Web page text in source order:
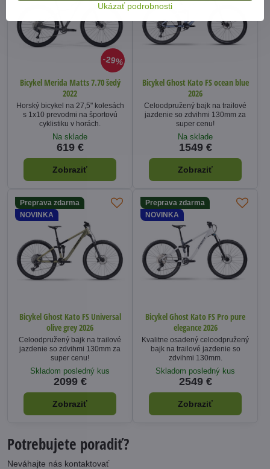
29%
Bicykel Merida Matts 7.70 šedý
2022
Horský bicykel na 27,5" kolesách
s 1x10 prevodmi na športovú
cyklistiku v horách.
Na sklade
619 €
Zobraziť
Bicykel Ghost Kato FS ocean blue
2026
Celoodpružený bajk na trailové
jazdenie so zdvihmi 130mm za
super cenu!
Na sklade
1549 €
Zobraziť
Preprava zdarma
NOVINKA
Bicykel Ghost Kato FS Universal
olive grey 2026
Celoodpružený bajk na trailové
jazdenie so zdvihmi 130mm za
super cenu!
Skladom posledný kus
2099 €
Zobraziť
Preprava zdarma
NOVINKA
Bicykel Ghost Kato FS Pro pure
elegance 2026
Kvalitne osadený celoodpružený
bajk na trailové jazdenie so
zdvihmi 130mm.
Skladom posledný kus
2549 €
Zobraziť
Potrebujete poradiť?
Neváhajte nás kontaktovať
Ukázať podrobnosti